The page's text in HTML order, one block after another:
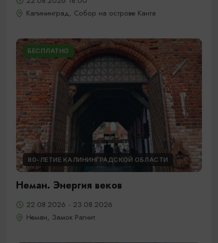
Калининград, Собор на острове Канта
БЕСПЛАТНО
80-ЛЕТИЕ КАЛИНИНГРАДСКОЙ ОБЛАСТИ
Неман. Энергия веков
22.08.2026 - 23.08.2026
Неман, Замок Рагнит